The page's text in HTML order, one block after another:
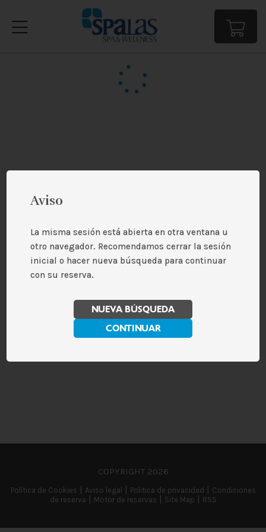
COPYRIGHT 2026
Política de Cookies | Aviso legal | Politica de privacidad | Condiciones
de reserva | Motor de reservas | Site Map | RSS
Aviso
La misma sesión está abierta en otra ventana u
otro navegador. Recomendamos cerrar la sesión
inicial o hacer nueva búsqueda para continuar
con su reserva.
NUEVA BÚSQUEDA
CONTINUAR